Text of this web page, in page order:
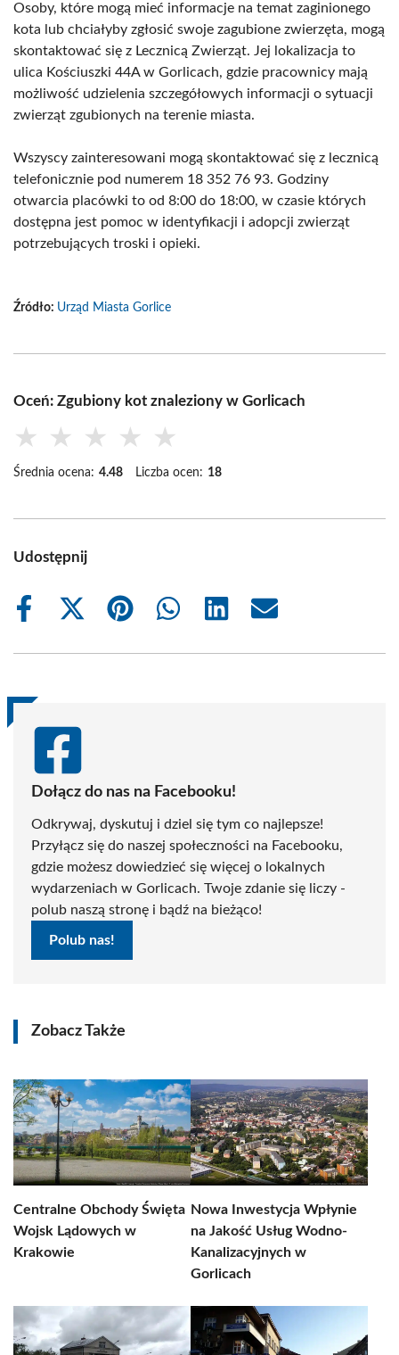
Osoby, które mogą mieć informacje na temat zaginionego
kota lub chciałyby zgłosić swoje zagubione zwierzęta, mogą
skontaktować się z Lecznicą Zwierząt. Jej lokalizacja to
ulica Kościuszki 44A w Gorlicach, gdzie pracownicy mają
możliwość udzielenia szczegółowych informacji o sytuacji
zwierząt zgubionych na terenie miasta.
Wszyscy zainteresowani mogą skontaktować się z lecznicą
telefonicznie pod numerem 18 352 76 93. Godziny
otwarcia placówki to od 8:00 do 18:00, w czasie których
dostępna jest pomoc w identyfikacji i adopcji zwierząt
potrzebujących troski i opieki.
Źródło: Urząd Miasta Gorlice
Oceń: Zgubiony kot znaleziony w Gorlicach
★ ★ ★ ★ ★
Średnia ocena: 4.48 Liczba ocen: 18
Udostępnij
Share
Share
(Twitter)
Share
Share
Share
Share
Dołącz do nas na Facebooku!
Odkrywaj, dyskutuj i dziel się tym co najlepsze!
Przyłącz się do naszej społeczności na Facebooku,
gdzie możesz dowiedzieć się więcej o lokalnych
wydarzeniach w Gorlicach. Twoje zdanie się liczy -
polub naszą stronę i bądź na bieżąco!
Polub nas!
Zobacz Także
Centralne Obchody Święta
Wojsk Lądowych w
Krakowie
Nowa Inwestycja Wpłynie
na Jakość Usług Wodno-
Kanalizacyjnych w
Gorlicach